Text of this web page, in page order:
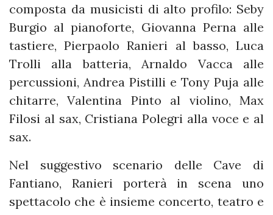
composta da musicisti di alto profilo: Seby
Burgio al pianoforte, Giovanna Perna alle
tastiere, Pierpaolo Ranieri al basso, Luca
Trolli alla batteria, Arnaldo Vacca alle
percussioni, Andrea Pistilli e Tony Puja alle
chitarre, Valentina Pinto al violino, Max
Filosi al sax, Cristiana Polegri alla voce e al
sax.
Nel suggestivo scenario delle Cave di
Fantiano, Ranieri porterà in scena uno
spettacolo che è insieme concerto, teatro e